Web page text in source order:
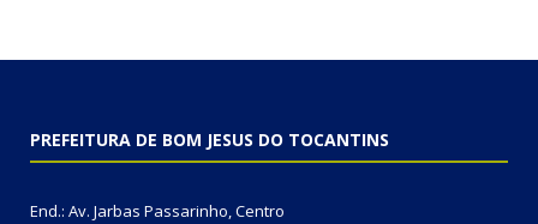
PREFEITURA DE BOM JESUS DO TOCANTINS
End.: Av. Jarbas Passarinho, Centro